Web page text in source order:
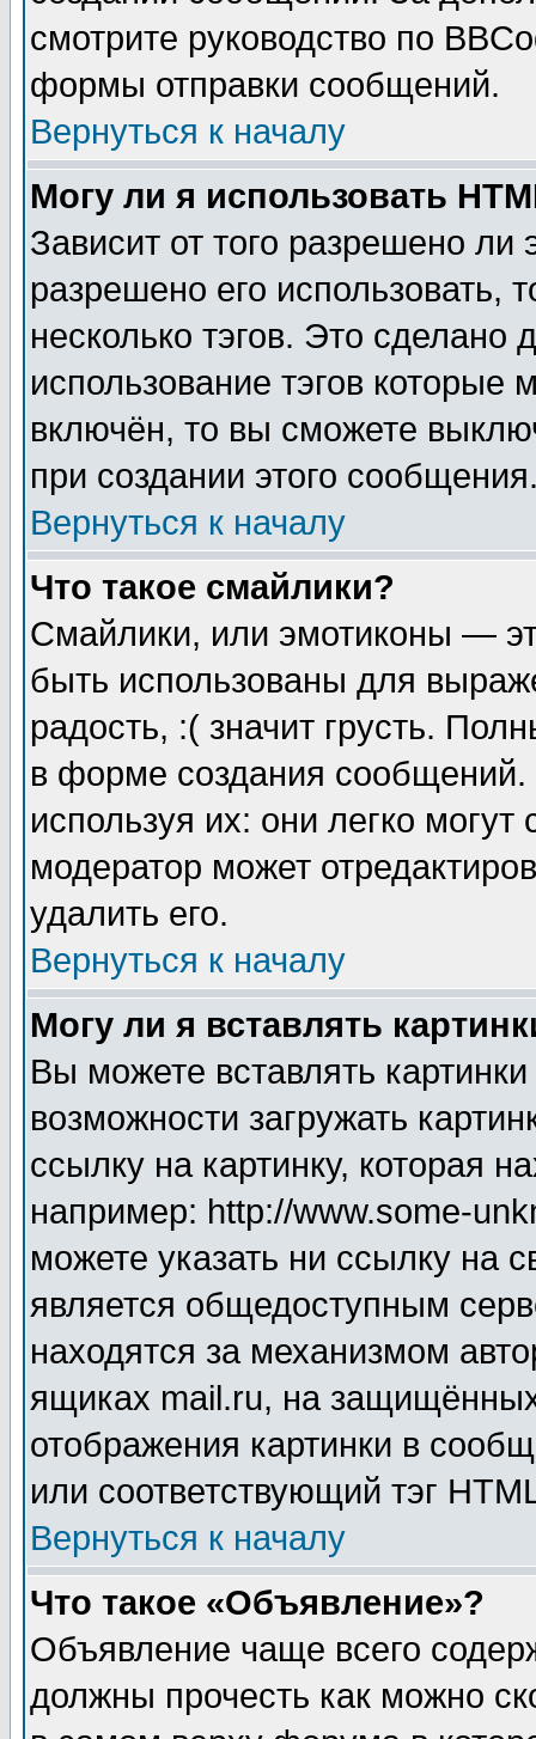
смотрите руководство по
формы отправки сообщений.
Вернуться к началу
Могу ли я использовать
Зависит от того разрешено
разрешено его использовать,
несколько тэгов. Это сделано
использование тэгов
включён, то вы сможете
при создании этого
Вернуться к началу
Что такое смайлики?
Смайлики, или эмотиконы —
быть использованы для
радость, :( значит грусть.
в форме создания сообщений.
используя их: они легко
модератор может
удалить его.
Вернуться к началу
Могу ли я вставлять
Вы можете вставлять
возможности загружать
ссылку на картинку, которая
например: http://www.some-
можете указать ни ссылку на
является общедоступным
находятся за механизмом
ящиках mail.ru, на
отображения картинки в
или соответствующий тэг
Вернуться к началу
Что такое «Объявление»?
Объявление чаще всего
должны прочесть как можно